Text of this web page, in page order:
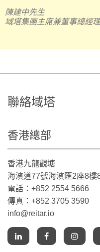
陳建中先生
域塔集團主席兼董事總經理
聯絡域塔
香港總部
香港九龍觀塘
海濱道77號海濱匯2座8樓
電話：+852 2554 5666
傳真：+852 3705 3590
info@reitar.io